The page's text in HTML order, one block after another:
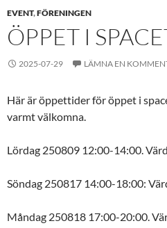
EVENT,FÖRENINGEN
ÖPPET I
2025-07-29 LÄMNA EN
Här är öppettider för öppet i
varmt välkomna.
Lördag 250809 12:00-14:00.
Söndag 250817 14:00-18:00:
Måndag 250818 17:00-20:00.